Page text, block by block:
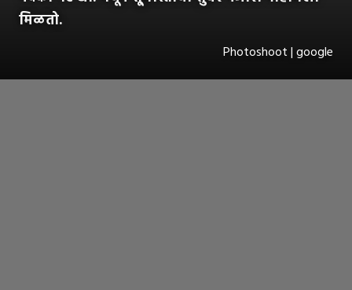
मिळतो.
Photoshoot | google